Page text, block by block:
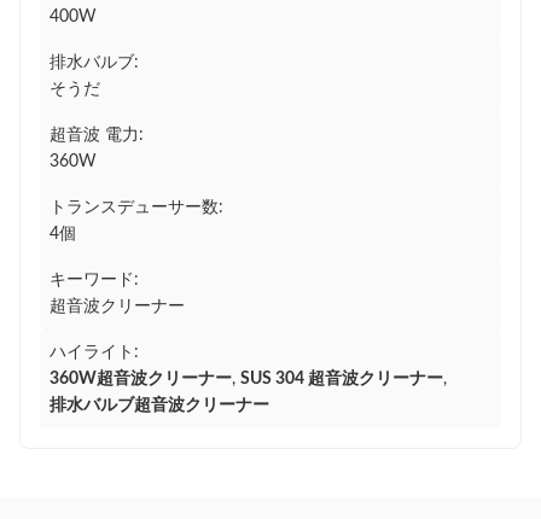
400W
排水バルブ:
そうだ
超音波 電力:
360W
トランスデューサー数:
4個
キーワード:
超音波クリーナー
ハイライト:
360W超音波クリーナー, SUS 304 超音波クリーナー,
排水バルブ超音波クリーナー